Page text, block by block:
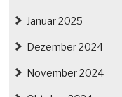
Januar 2025
Dezember 2024
November 2024